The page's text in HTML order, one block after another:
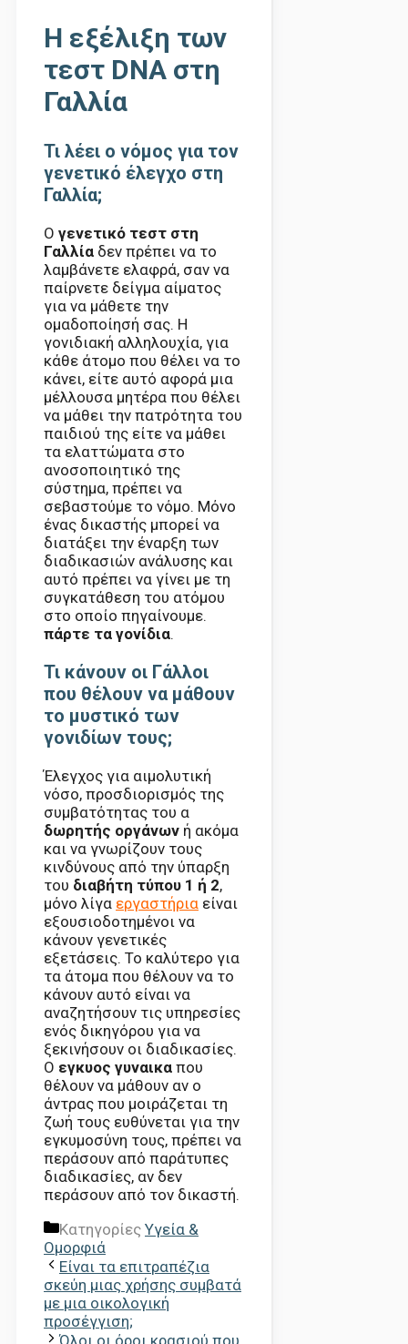
Η εξέλιξη των
τεστ DNA στη
Γαλλία
Τι λέει ο νόμος για τον
γενετικό έλεγχο στη
Γαλλία;
Ο γενετικό τεστ στη
Γαλλία δεν πρέπει να το
λαμβάνετε ελαφρά, σαν να
παίρνετε δείγμα αίματος
για να μάθετε την
ομαδοποίησή σας. Η
γονιδιακή αλληλουχία, για
κάθε άτομο που θέλει να το
κάνει, είτε αυτό αφορά μια
μέλλουσα μητέρα που θέλει
να μάθει την πατρότητα του
παιδιού της είτε να μάθει
τα ελαττώματα στο
ανοσοποιητικό της
σύστημα, πρέπει να
σεβαστούμε το νόμο. Μόνο
ένας δικαστής μπορεί να
διατάξει την έναρξη των
διαδικασιών ανάλυσης και
αυτό πρέπει να γίνει με τη
συγκατάθεση του ατόμου
στο οποίο πηγαίνουμε.
πάρτε τα γονίδια.
Τι κάνουν οι Γάλλοι
που θέλουν να μάθουν
το μυστικό των
γονιδίων τους;
Έλεγχος για αιμολυτική
νόσο, προσδιορισμός της
συμβατότητας του α
δωρητής οργάνων ή ακόμα
και να γνωρίζουν τους
κινδύνους από την ύπαρξη
του διαβήτη τύπου 1 ή 2,
μόνο λίγα εργαστήρια είναι
εξουσιοδοτημένοι να
κάνουν γενετικές
εξετάσεις. Το καλύτερο για
τα άτομα που θέλουν να το
κάνουν αυτό είναι να
αναζητήσουν τις υπηρεσίες
ενός δικηγόρου για να
ξεκινήσουν οι διαδικασίες.
Ο εγκυος γυναικα που
θέλουν να μάθουν αν ο
άντρας που μοιράζεται τη
ζωή τους ευθύνεται για την
εγκυμοσύνη τους, πρέπει να
περάσουν από παράτυπες
διαδικασίες, αν δεν
περάσουν από τον δικαστή.
Κατηγορίες Υγεία &
Ομορφιά
Είναι τα επιτραπέζια
σκεύη μιας χρήσης συμβατά
με μια οικολογική
προσέγγιση;
Όλοι οι όροι κρασιού που